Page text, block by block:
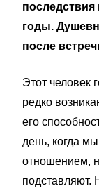
годы.
после
Этот человек
редко
его
день, когда
отношением,
подставляют.